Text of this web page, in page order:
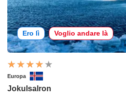
Ero lì Voglio andare là
Europa
Jokulsalron